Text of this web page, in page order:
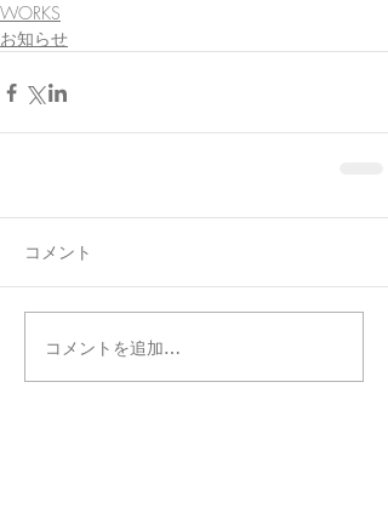
WORKS
お知らせ
コメント
コメントを追加…